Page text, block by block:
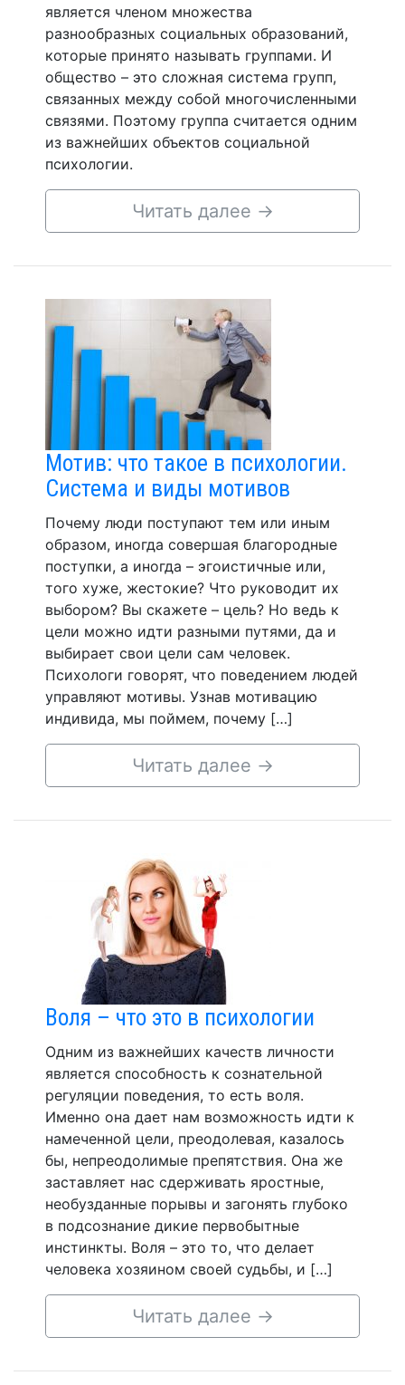
является членом множества
разнообразных социальных образований,
которые принято называть группами. И
общество – это сложная система групп,
связанных между собой многочисленными
связями. Поэтому группа считается одним
из важнейших объектов социальной
психологии.
Читать далее →
Мотив: что такое в психологии.
Система и виды мотивов
Почему люди поступают тем или иным
образом, иногда совершая благородные
поступки, а иногда – эгоистичные или,
того хуже, жестокие? Что руководит их
выбором? Вы скажете – цель? Но ведь к
цели можно идти разными путями, да и
выбирает свои цели сам человек.
Психологи говорят, что поведением людей
управляют мотивы. Узнав мотивацию
индивида, мы поймем, почему […]
Читать далее →
Воля – что это в психологии
Одним из важнейших качеств личности
является способность к сознательной
регуляции поведения, то есть воля.
Именно она дает нам возможность идти к
намеченной цели, преодолевая, казалось
бы, непреодолимые препятствия. Она же
заставляет нас сдерживать яростные,
необузданные порывы и загонять глубоко
в подсознание дикие первобытные
инстинкты. Воля – это то, что делает
человека хозяином своей судьбы, и […]
Читать далее →